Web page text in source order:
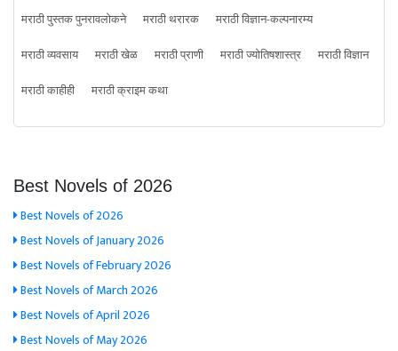
मराठी पुस्तक पुनरावलोकने
मराठी थरारक
मराठी विज्ञान-कल्पनारम्य
मराठी व्यवसाय
मराठी खेळ मराठी प्राणी मराठी ज्योतिषशास्त्र
मराठी विज्ञान
मराठी काहीही
मराठी क्राइम कथा
Best Novels of 2026
Best Novels of 2026
Best Novels of January 2026
Best Novels of February 2026
Best Novels of March 2026
Best Novels of April 2026
Best Novels of May 2026